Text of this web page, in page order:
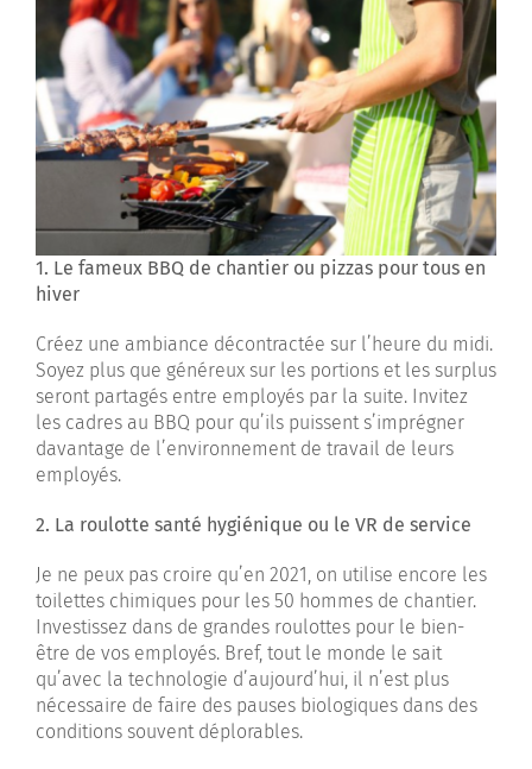
1. Le fameux BBQ de chantier ou pizzas pour tous en
hiver
Créez une ambiance décontractée sur l’heure du midi.
Soyez plus que généreux sur les portions et les surplus
seront partagés entre employés par la suite. Invitez
les cadres au BBQ pour qu’ils puissent s’imprégner
davantage de l’environnement de travail de leurs
employés.
2. La roulotte santé hygiénique ou le VR de service
Je ne peux pas croire qu’en 2021, on utilise encore les
toilettes chimiques pour les 50 hommes de chantier.
Investissez dans de grandes roulottes pour le bien-
être de vos employés. Bref, tout le monde le sait
qu’avec la technologie d’aujourd’hui, il n’est plus
nécessaire de faire des pauses biologiques dans des
conditions souvent déplorables.